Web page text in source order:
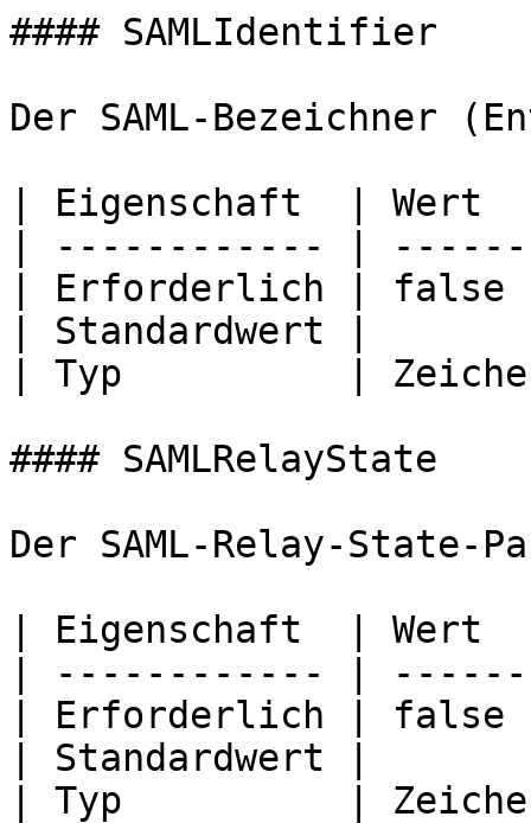
#### SAMLIdentifier
Der SAML-Bezeichner
| Eigenschaft  |
| ------------ |
| Erforderlich |
| Standardwert |
| Typ          |
#### SAMLRelayState
Der SAML-Relay-State-
| Eigenschaft  |
| ------------ |
| Erforderlich |
| Standardwert |
| Typ          |